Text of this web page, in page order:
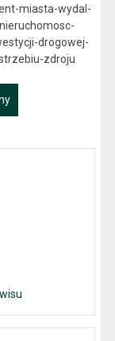
miasta-wydal-
drogowej-
zdroju